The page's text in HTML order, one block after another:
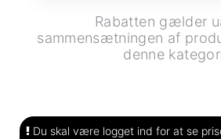
Rabatten gælder
sammensætningen af
denne
Du skal være logget ind for at se